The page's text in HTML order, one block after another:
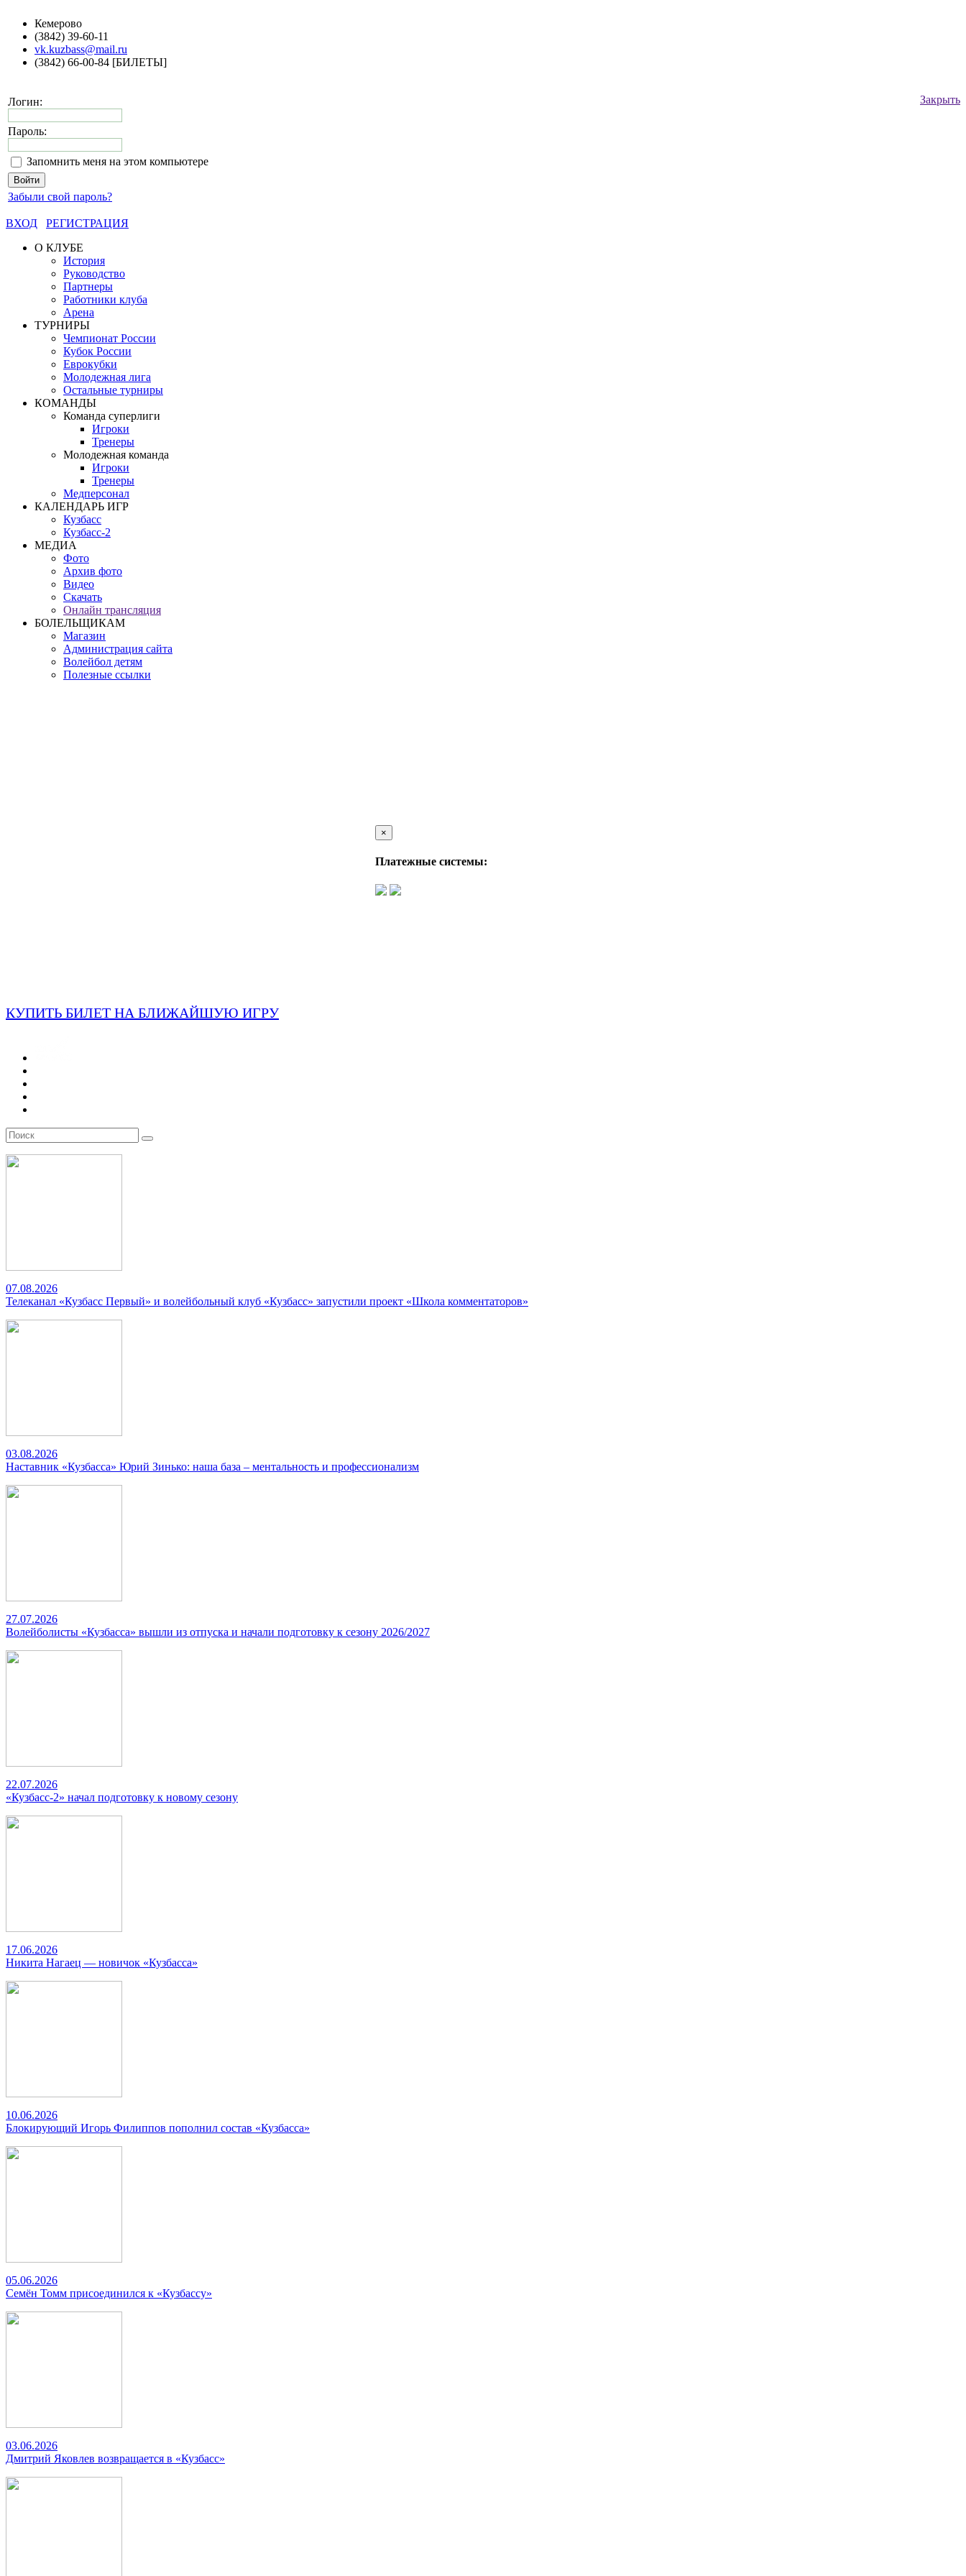
Кемерово
(3842) 39-60-11
vk.kuzbass@mail.ru
(3842) 66-00-84 [БИЛЕТЫ]
Закрыть
Логин:
Пароль:
Запомнить меня на этом компьютере
Забыли свой пароль?
ВХОД
РЕГИСТРАЦИЯ
О КЛУБЕ
История
Руководство
Партнеры
Работники клуба
Арена
ТУРНИРЫ
Чемпионат России
Кубок России
Еврокубки
Молодежная лига
Остальные турниры
КОМАНДЫ
Команда суперлиги
Игроки
Тренеры
Молодежная команда
Игроки
Тренеры
Медперсонал
КАЛЕНДАРЬ ИГР
Кузбасс
Кузбасс-2
МЕДИА
Фото
Архив фото
Видео
Скачать
Онлайн трансляция
БОЛЕЛЬЩИКАМ
Магазин
Администрация сайта
Волейбол детям
Полезные ссылки
×
Платежные системы:
КУПИТЬ БИЛЕТ НА БЛИЖАЙШУЮ ИГРУ
07.08.2026
Телеканал «Кузбасс Первый» и волейбольный клуб «Кузбасс» запустили проект «Школа комментаторов»
03.08.2026
Наставник «Кузбасса» Юрий Зинько: наша база – ментальность и профессионализм
27.07.2026
Волейболисты «Кузбасса» вышли из отпуска и начали подготовку к сезону 2026/2027
22.07.2026
«Кузбасс-2» начал подготовку к новому сезону
17.06.2026
Никита Нагаец — новичок «Кузбасса»
10.06.2026
Блокирующий Игорь Филиппов пополнил состав «Кузбасса»
05.06.2026
Семён Томм присоединился к «Кузбассу»
03.06.2026
Дмитрий Яковлев возвращается в «Кузбасс»